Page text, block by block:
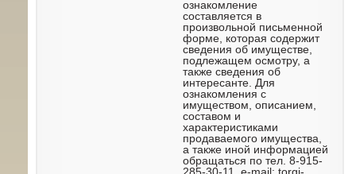
ознакомление
составляется в
произвольной письменной
форме, которая содержит
сведения об имуществе,
подлежащем осмотру, а
также сведения об
интересанте. Для
ознакомления с
имуществом, описанием,
составом и
характеристиками
продаваемого имущества,
а также иной информацией
обращаться по тел. 8-915-